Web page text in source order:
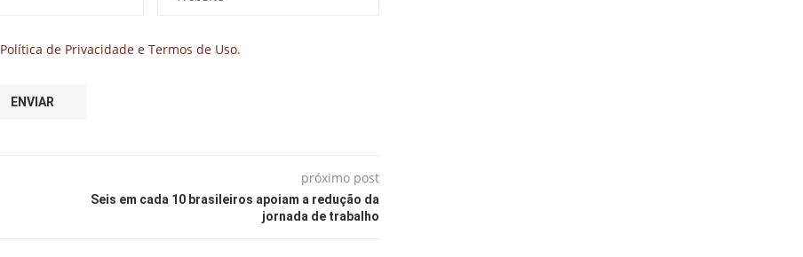
Política de Privacidade e Termos de Uso.
próximo post
Seis em cada 10 brasileiros apoiam a redução da
jornada de trabalho